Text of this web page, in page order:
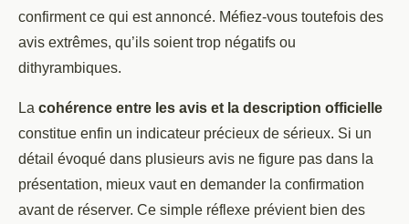
confirment ce qui est annoncé. Méfiez-vous toutefois des
avis extrêmes, qu’ils soient trop négatifs ou
dithyrambiques.
La cohérence entre les avis et la description officielle
constitue enfin un indicateur précieux de sérieux. Si un
détail évoqué dans plusieurs avis ne figure pas dans la
présentation, mieux vaut en demander la confirmation
avant de réserver. Ce simple réflexe prévient bien des